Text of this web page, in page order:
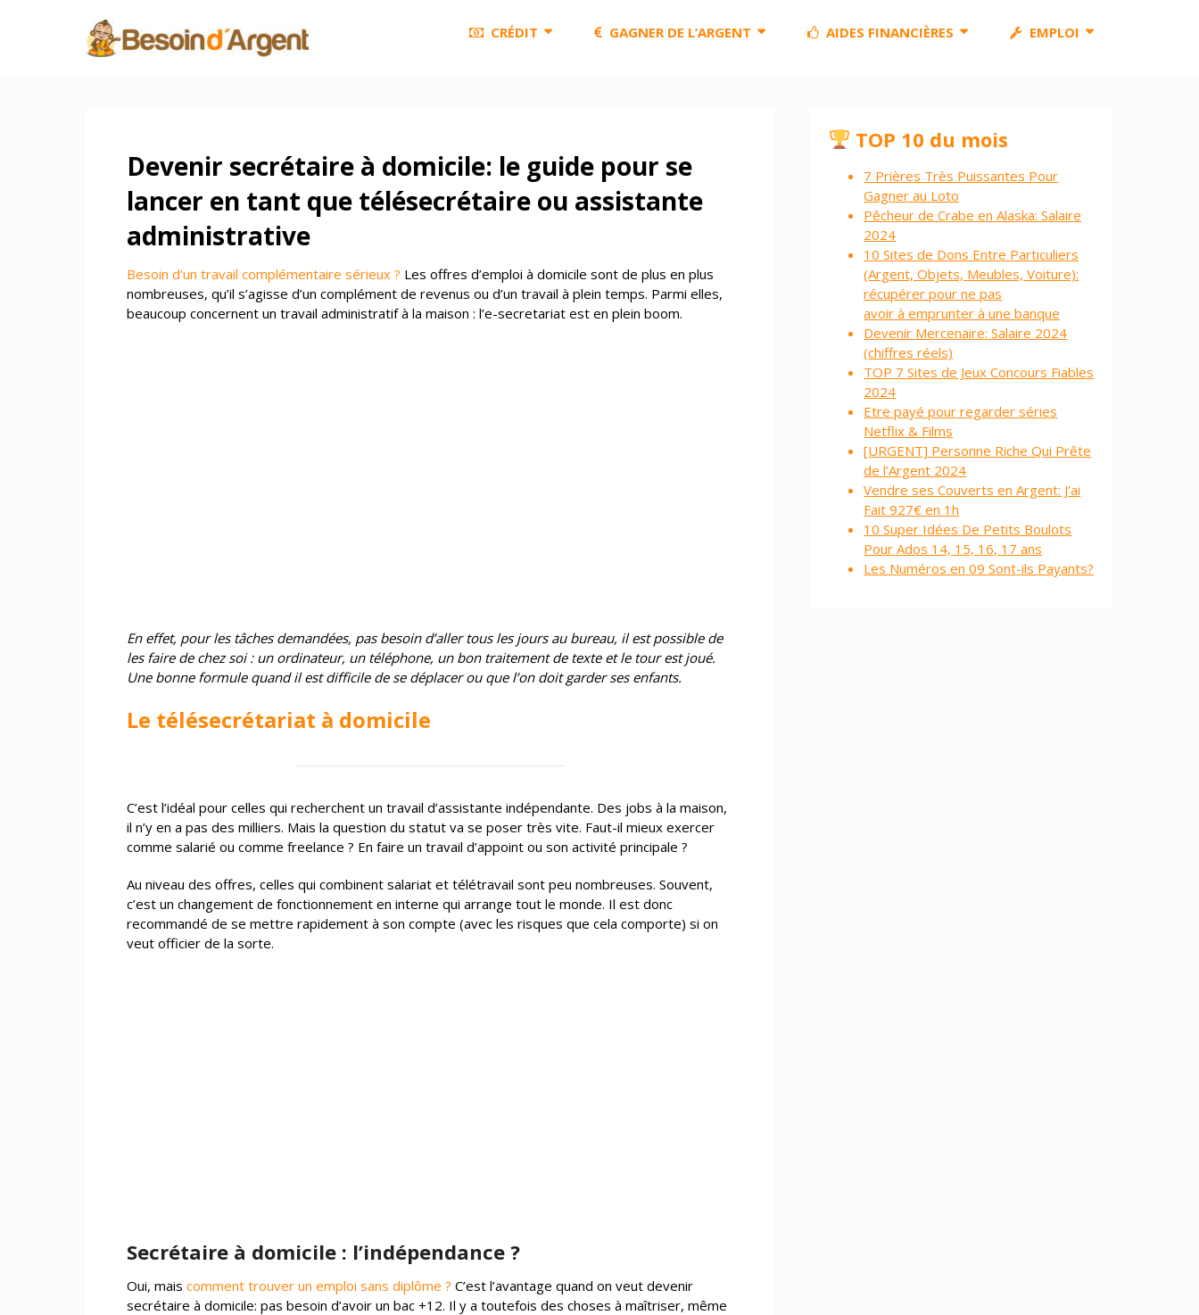
CRÉDIT GAGNER DE L’ARGENT AIDES FINANCIÈRES EMPLOI
Devenir secrétaire à domicile: le guide pour se
lancer en tant que télésecrétaire ou assistante
administrative
Besoin d’un travail complémentaire sérieux ? Les offres d’emploi à domicile sont de plus en plus
nombreuses, qu’il s’agisse d’un complément de revenus ou d’un travail à plein temps. Parmi elles,
beaucoup concernent un travail administratif à la maison : l’e-secretariat est en plein boom.
En effet, pour les tâches demandées, pas besoin d’aller tous les jours au bureau, il est possible de
les faire de chez soi : un ordinateur, un téléphone, un bon traitement de texte et le tour est joué.
Une bonne formule quand il est difficile de se déplacer ou que l’on doit garder ses enfants.
Le télésecrétariat à domicile
C’est l’idéal pour celles qui recherchent un travail d’assistante indépendante. Des jobs à la maison,
il n’y en a pas des milliers. Mais la question du statut va se poser très vite. Faut-il mieux exercer
comme salarié ou comme freelance ? En faire un travail d’appoint ou son activité principale ?
Au niveau des offres, celles qui combinent salariat et télétravail sont peu nombreuses. Souvent,
c’est un changement de fonctionnement en interne qui arrange tout le monde. Il est donc
recommandé de se mettre rapidement à son compte (avec les risques que cela comporte) si on
veut officier de la sorte.
Secrétaire à domicile : l’indépendance ?
Oui, mais comment trouver un emploi sans diplôme ? C’est l’avantage quand on veut devenir
secrétaire à domicile: pas besoin d’avoir un bac +12. Il y a toutefois des choses à maîtriser, même
TOP 10 du mois